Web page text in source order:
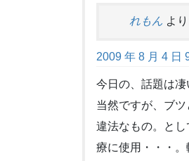
れもん よ
2009 年 8 月 4 日
今日の、話題は凄
当然ですが、ブツ
違法なもの。と
療に使用・・・。